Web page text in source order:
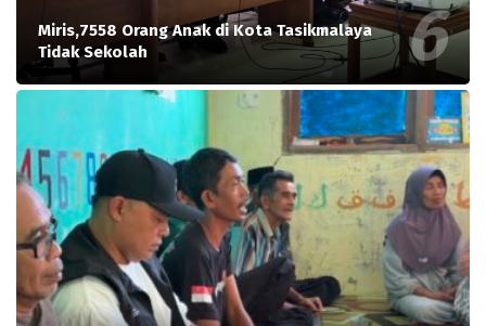
Miris,7558 Orang Anak di Kota Tasikmalaya
Tidak Sekolah